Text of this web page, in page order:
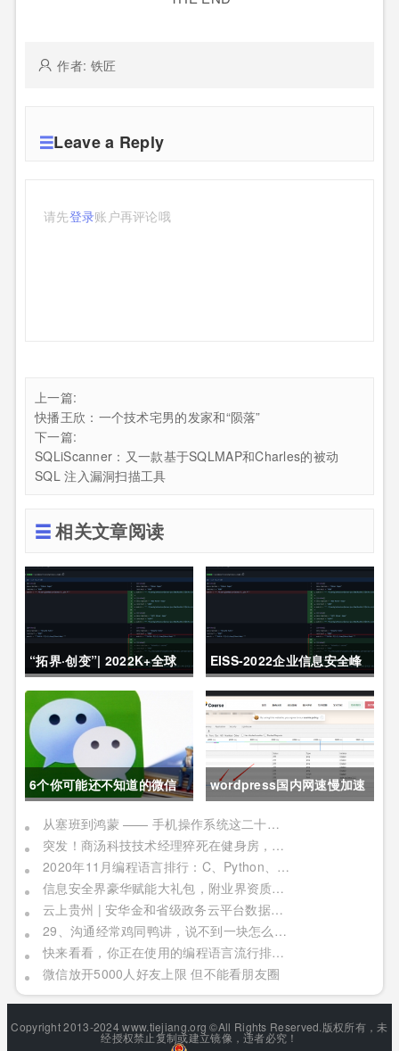
作者: 铁匠
Leave a Reply
请先登录账户再评论哦
上一篇:
快播王欣：一个技术宅男的发家和“陨落”
下一篇:
SQLiScanner：又一款基于SQLMAP和Charles的被动
SQL 注入漏洞扫描工具
相关文章阅读
“拓界·创变”| 2022K+全球
软件研发行业创新峰会上海
站敬请期待！
EISS-2022企业信息安全峰
会之深圳站 10月28日成功
举办
6个你可能还不知道的微信
冷知识，每一个都令人相见
恨晚
wordpress国内网速慢加速
及防DDOS攻击快速CF切换
教程
从塞班到鸿蒙 —— 手机操作系统这二十年历程
突发！商汤科技技术经理猝死在健身房，网友：996福报何时是个头
2020年11月编程语言排行：C、Python、Java
信息安全界豪华赋能大礼包，附业界资质证书备考指南！
云上贵州 | 安华金和省级政务云平台数据安全实践
29、沟通经常鸡同鸭讲，说不到一块怎么办？
快来看看，你正在使用的编程语言流行排行榜！别被时代淘汰了
微信放开5000人好友上限 但不能看朋友圈
Copyright 2013-2024 www.tiejiang.org ©All Rights Reserved.版权所有，未
经授权禁止复制或建立镜像，违者必究！